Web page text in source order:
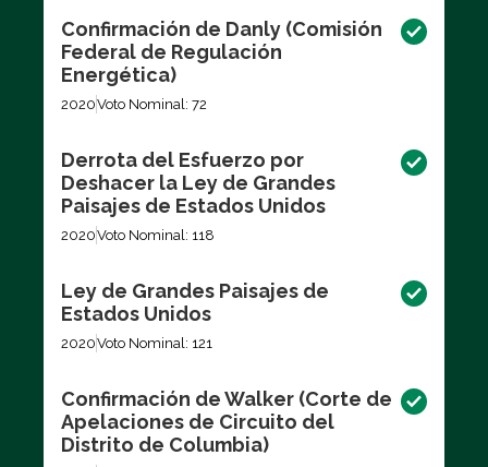
Confirmación de Danly (Comisión
Federal de Regulación
Energética)
2020Voto Nominal: 72
Derrota del Esfuerzo por
Deshacer la Ley de Grandes
Paisajes de Estados Unidos
2020Voto Nominal: 118
Ley de Grandes Paisajes de
Estados Unidos
2020Voto Nominal: 121
Confirmación de Walker (Corte de
Apelaciones de Circuito del
Distrito de Columbia)